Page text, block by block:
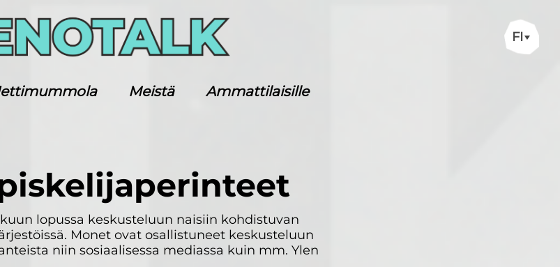
FI
Meistä Ammattilaisille
lopussa keskusteluun naisiin kohdistuvan
Monet ovat osallistuneet keskusteluun
niin sosiaalisessa mediassa kuin mm. Ylen